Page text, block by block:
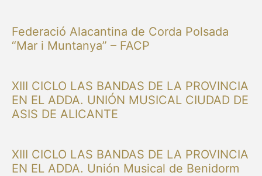
Federació Alacantina de Corda Polsada
“Mar i Muntanya” – FACP
XIII CICLO LAS BANDAS DE LA PROVINCIA
EN EL ADDA. UNIÓN MUSICAL CIUDAD DE
ASIS DE ALICANTE
XIII CICLO LAS BANDAS DE LA PROVINCIA
EN EL ADDA. Unión Musical de Benidorm